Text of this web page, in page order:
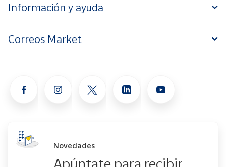
Información y ayuda
Correos Market
Novedades